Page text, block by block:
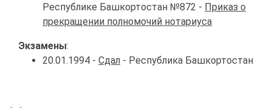
Республике Башкортостан №872 - Приказ о
прекращении полномочий нотариуса
Экзамены:
20.01.1994 - Сдал - Республика Башкортостан